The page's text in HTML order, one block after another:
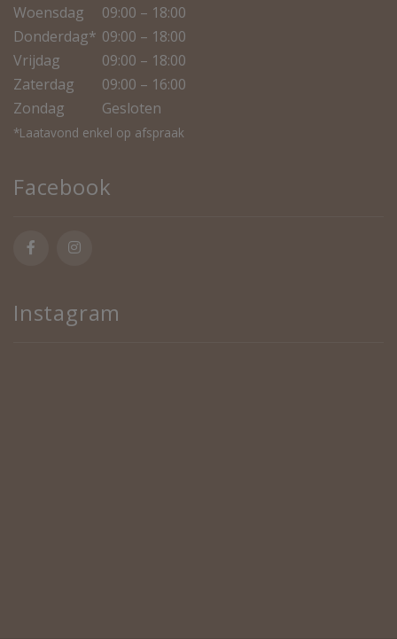
Woensdag
09:00 – 18:00
Donderdag* 09:00 – 18:00
Vrijdag
09:00 – 18:00
Zaterdag
09:00 – 16:00
Zondag
Gesloten
*Laatavond enkel op afspraak
Facebook
Instagram